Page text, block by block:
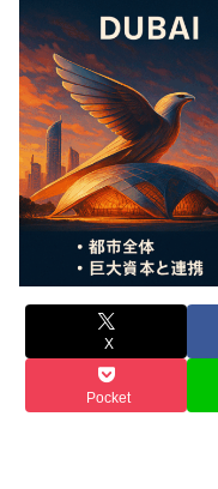
X
Pocket